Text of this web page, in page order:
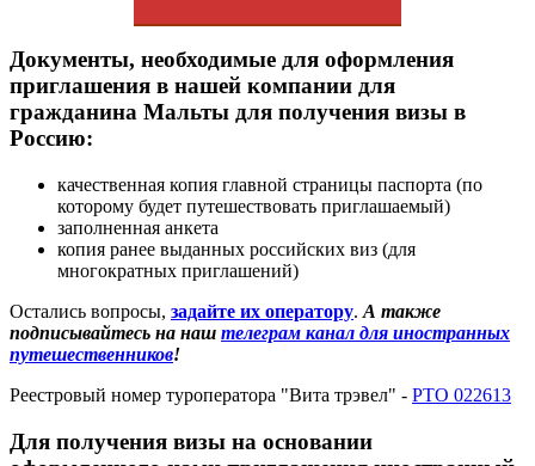
Документы, необходимые для оформления
приглашения в нашей компании для
гражданина Мальты для получения визы в
Россию:
качественная копия главной страницы паспорта (по
которому будет путешествовать приглашаемый)
заполненная анкета
копия ранее выданных российских виз (для
многократных приглашений)
Остались вопросы, задайте их оператору. А также
подписывайтесь на наш телеграм канал для иностранных
путешественников!
Реестровый номер туроператора "Вита трэвел" - РТО 022613
Для получения визы на основании